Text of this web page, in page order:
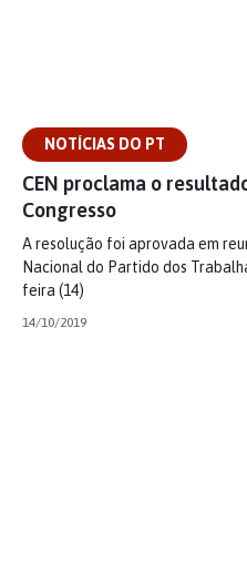
NOTÍCIAS DO PT
CEN proclama o
Congresso
A resolução foi aprovada em
Nacional do Partido dos
feira (14)
14/10/2019